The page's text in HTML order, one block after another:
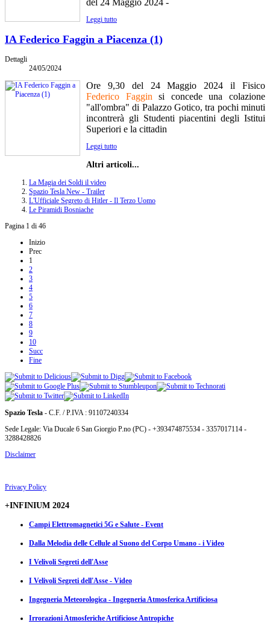
del 24 Maggio 2024 -
Leggi tutto
IA Federico Faggin a Piacenza (1)
Dettagli
24/05/2024
Ore 9,30 del 24 Maggio 2024 il Fisico
Federico Faggin si concede una colazione
"all'ombra" di Palazzo Gotico, tra pochi minuti
incontrerà gli Studenti piacentini degli Istitui
Superiori e la cittadin
Leggi tutto
Altri articoli...
La Magia dei Soldi il video
Spazio Tesla New - Trailer
L'Ufficiale Segreto di Hitler - Il Terzo Uomo
Le Piramidi Bosniache
Pagina 1 di 46
Inizio
Prec
1
2
3
4
5
6
7
8
9
10
Succ
Fine
Spazio Tesla - C.F. / P.IVA : 91107240334
Sede Legale: Via Ducale 6 San Giorgio P.no (PC) - +393474875534 - 3357017114 -
3288428826
Disclaimer
Privacy Policy
+INFINIUM 2024
Campi Elettromagnetici 5G e Salute - Event
Dalla Melodia delle Cellule al Suono del Corpo Umano - i Video
I Velivoli Segreti dell'Asse
I Velivoli Segreti dell'Asse - Video
Ingegneria Meteorologica - Ingegneria Atmosferica Artificiosa
Irrorazioni Atmosferiche Artificiose Antropiche